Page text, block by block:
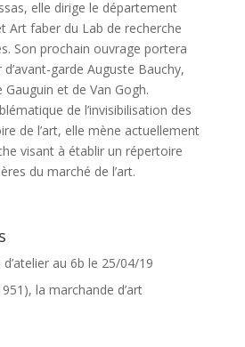
elle dirige le département
Art faber du Lab de recherche
Son prochain ouvrage portera
garde Auguste Bauchy,
et de Van Gogh.
de l’invisibilisation des
de l’art, elle mène actuellement
visant à établir un répertoire
du marché de l’art.
au 6b le 25/04/19
la marchande d’art